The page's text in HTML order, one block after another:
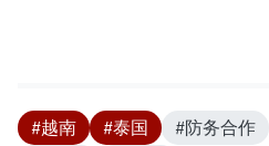
#越南 #泰国 #防务合作